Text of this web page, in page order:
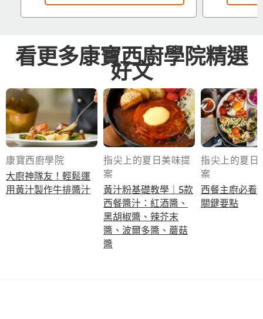
看更多康寶西廚學院精選
好文
康寶西廚學院
大廚神隊友！輕鬆運
用黃汁製作牛排醬汁
指尖上的夏日美味提
案
黃汁粉基礎教學｜5款
西餐醬汁：紅酒醬、
黑胡椒醬、辣芥末
醬、波爾多醬、蘑菇
醬
指尖上的夏日
案
西餐主廚必看
關鍵要點